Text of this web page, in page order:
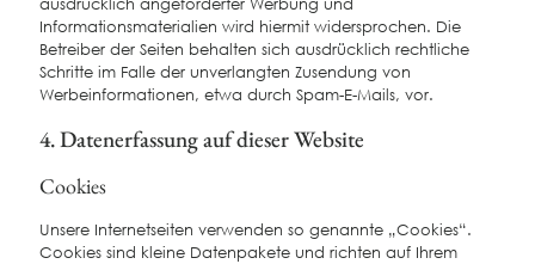
ausdrücklich angeforderter Werbung und
Informationsmaterialien wird hiermit widersprochen. Die
Betreiber der Seiten behalten sich ausdrücklich rechtliche
Schritte im Falle der unverlangten Zusendung von
Werbeinformationen, etwa durch Spam-E-Mails, vor.
4. Datenerfassung auf dieser Website
Cookies
Unsere Internetseiten verwenden so genannte „Cookies“.
Cookies sind kleine Datenpakete und richten auf Ihrem